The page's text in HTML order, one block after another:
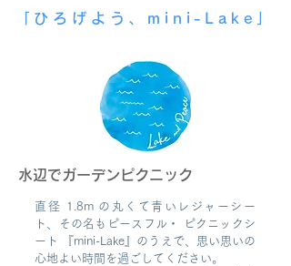
「ひろげよう、mini-Lake」
水辺でガーデンピクニック
直径 1.8m の丸くて青いレジャーシー
ト、その名もピースフル・ ピクニックシ
ート 『mini-Lake』のうえで、思い思いの
心地よい時間を過ごしてください。